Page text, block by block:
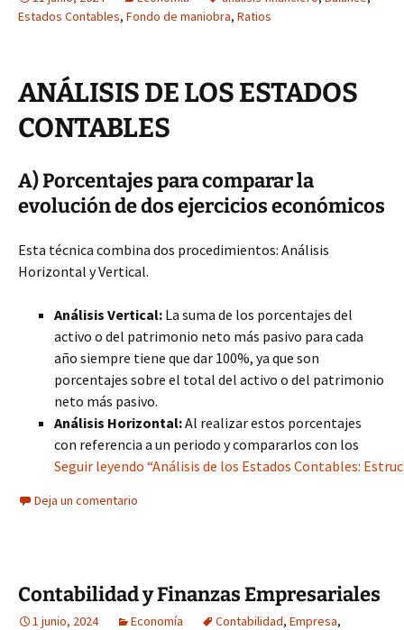
Estados Contables, Fondo de maniobra, Ratios
ANÁLISIS DE LOS ESTADOS
CONTABLES
A) Porcentajes para comparar la
evolución de dos ejercicios económicos
Esta técnica combina dos procedimientos: Análisis
Horizontal y Vertical.
Análisis Vertical: La suma de los porcentajes del
activo o del patrimonio neto más pasivo para cada
año siempre tiene que dar 100%, ya que son
porcentajes sobre el total del activo o del patrimonio
neto más pasivo.
Análisis Horizontal:Al realizar estos porcentajes
con referencia a un periodo y compararlos con los
Seguir leyendo “Análisis de los Estados Contables:
Deja un comentario
Contabilidad y Finanzas Empresariales
1 junio, 2024 Economía Contabilidad, Empresa,